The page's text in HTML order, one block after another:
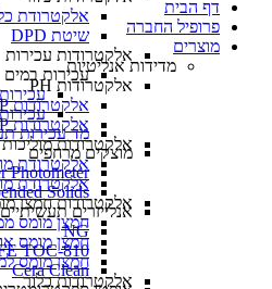
דף הבית
פרופיל החברה
מוצרים
מדידות אנליטיות
אלקטרודות PH
אלקטרודות PH/ORP
אלקטרודות PH/ORP דיפרנציאליות
אלקטרודות מוליכות
אלקטרודת
אלקטרודת
אלקטרודות חמצן
חמצן מומס
חמצן מומס
חמצן מומס
אלקטרודות כלור
אלקטרודת
שיטת DPD
אלקטרודות עכירות
עכירות במים
מד עכירות
מוצקים מרחפים
Photometer
Solids
אנלייזרים תעשיתיים
NG
TOC-810
Cera Clean​